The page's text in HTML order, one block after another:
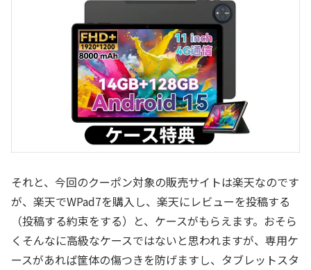
それと、今回のクーポン対象の販売サイトは楽天なのです
が、楽天でWPad7を購入し、楽天にレビューを投稿する
（投稿する約束をする）と、ケースがもらえます。おそら
くそんなに高級なケースではないと思われますが、専用ケ
ースがあれば筐体の傷つきを防げますし、タブレットスタ